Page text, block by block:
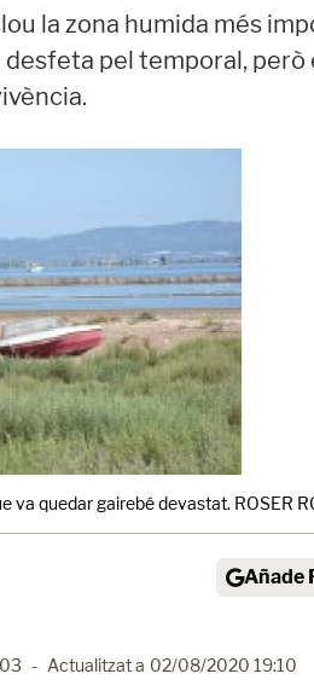
la zona humida més
pel temporal,
va quedar gairebé devastat. ROSER
Añade
- Actualitzat a 02/08/2020 19:10